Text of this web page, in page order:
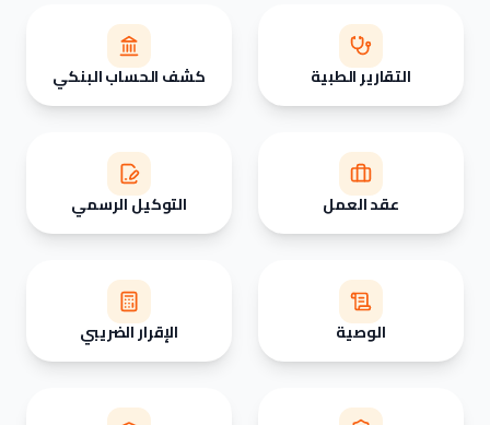
التقارير الطبية كشف الحساب البنكي
عقد العمل التوكيل الرسمي
الوصية الإقرار الضريبي